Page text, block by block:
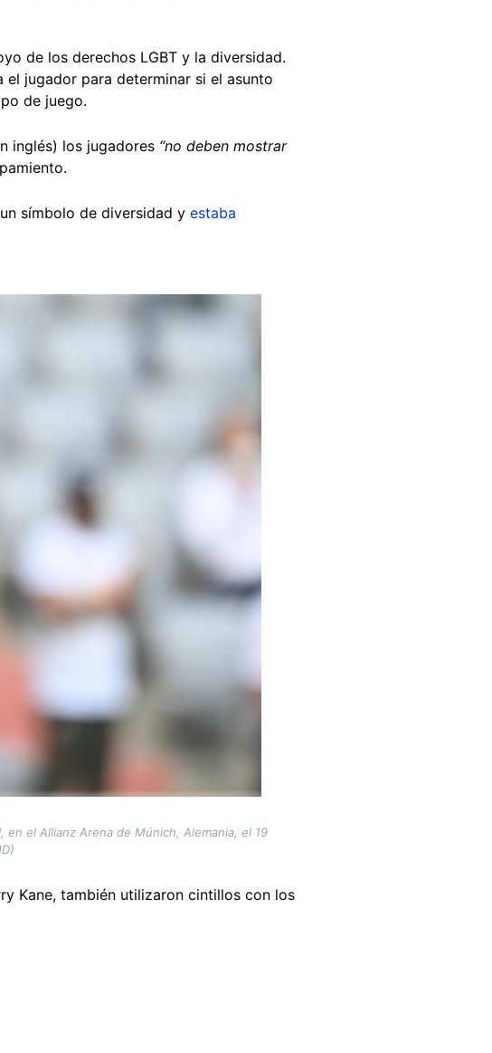
de los derechos LGBT y la diversidad.
el jugador para determinar si el asunto
de juego.
inglés) los jugadores “no deben mostrar
símbolo de diversidad y estaba
el Allianz Arena de Múnich, Alemania, el 19
Kane, también utilizaron cintillos con los